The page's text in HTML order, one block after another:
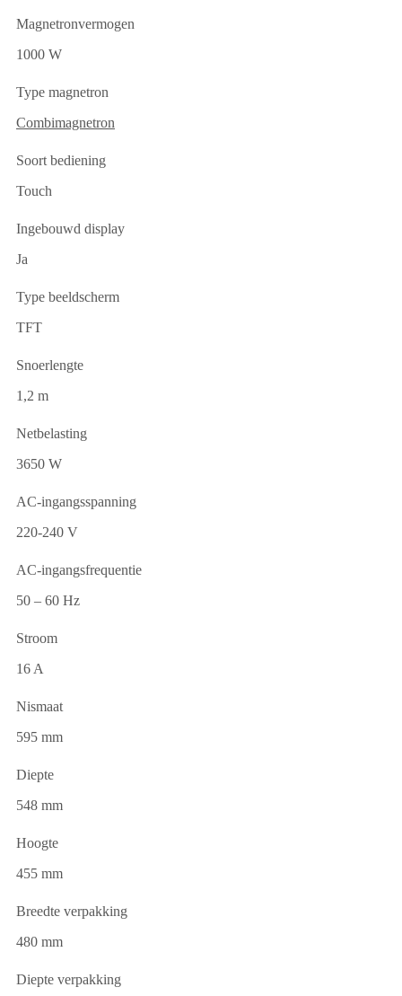
Magnetronvermogen
1000 W
Type magnetron
Combimagnetron
Soort bediening
Touch
Ingebouwd display
Ja
Type beeldscherm
TFT
Snoerlengte
1,2 m
Netbelasting
3650 W
AC-ingangsspanning
220-240 V
AC-ingangsfrequentie
50 – 60 Hz
Stroom
16 A
Nismaat
595 mm
Diepte
548 mm
Hoogte
455 mm
Breedte verpakking
480 mm
Diepte verpakking